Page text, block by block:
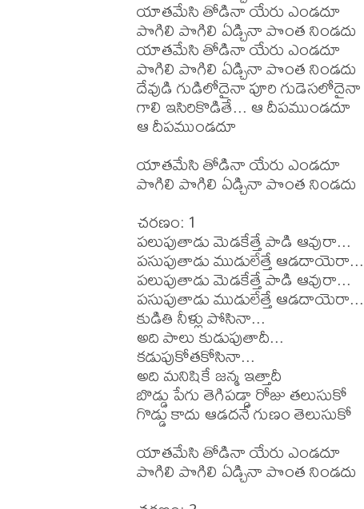
యాతమేసి తోడినా యేరు ఎండదూ
పొగిలి పొగిలి ఏడ్చినా పొంత నిండదు
యాతమేసి తోడినా యేరు ఎండదూ
పొగిలి పొగిలి ఏడ్చినా పొంత నిండదు
దేవుడి గుడిలోదైనా పూరి గుడెసలోదైనా
గాలి ఇసిరికొడితే... ఆ దీపముండదూ
ఆ దీపముండదూ
యాతమేసి తోడినా యేరు ఎండదూ
పొగిలి పొగిలి ఏడ్చినా పొంత నిండదు
చరణం: 1
పలుపుతాడు మెడకేత్తే పాడి ఆవురా...
పసుపుతాడు ముడులేత్తే ఆడదాయెరా...
పలుపుతాడు మెడకేత్తే పాడి ఆవురా...
పసుపుతాడు ముడులేత్తే ఆడదాయెరా...
కుడితి నీళ్లు పోసినా...
అది పాలు కుడుపుతాదీ...
కడుపుకోతకోసినా...
అది మనిషికే జన్మ ఇత్తాదీ
బొడ్డు పేగు తెగిపడ్డా రోజు తలుసుకో
గొడ్డు కాదు ఆడదనే గుణం తెలుసుకో
యాతమేసి తోడినా యేరు ఎండదూ
పొగిలి పొగిలి ఏడ్చినా పొంత నిండదు